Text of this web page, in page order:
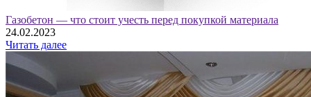
Газобетон — что стоит учесть перед покупкой материала
24.02.2023
Читать далее